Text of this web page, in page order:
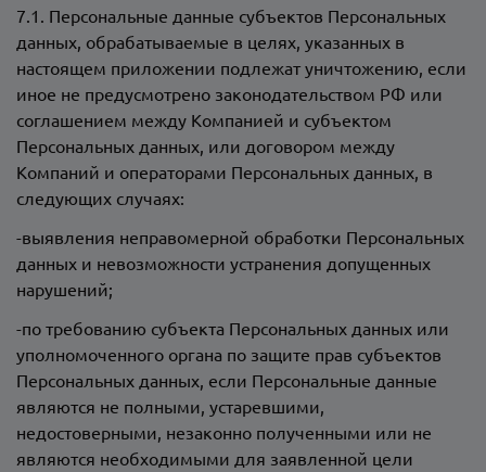
7.1. Персональные данные субъектов Персональных
данных, обрабатываемые в целях, указанных в
настоящем приложении подлежат уничтожению, если
иное не предусмотрено законодательством РФ или
соглашением между Компанией и субъектом
Персональных данных, или договором между
Компаний и операторами Персональных данных, в
следующих случаях:
-выявления неправомерной обработки Персональных
данных и невозможности устранения допущенных
нарушений;
-по требованию субъекта Персональных данных или
уполномоченного органа по защите прав субъектов
Персональных данных, если Персональные данные
являются не полными, устаревшими,
недостоверными, незаконно полученными или не
являются необходимыми для заявленной цели